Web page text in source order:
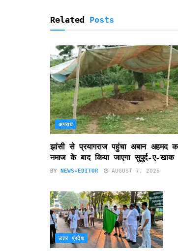
Related Posts
अपराध
झांसी से प्रयागराज पहुंचा अबान अहमद
नमाज के बाद किया जाएगा सुपुर्द-ए-खाक
BY NEWS-EDITOR AUGUST 7, 2026
उत्तर प्रदेश